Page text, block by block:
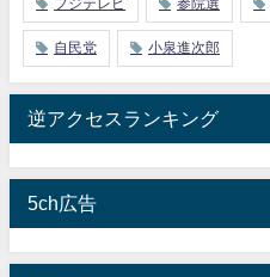
フジテレビ 参院選
自民党 小泉進次郎
逆アクセスランキング
5ch広告